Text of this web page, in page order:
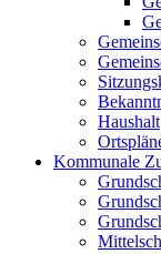
Haushalt
Kommunale